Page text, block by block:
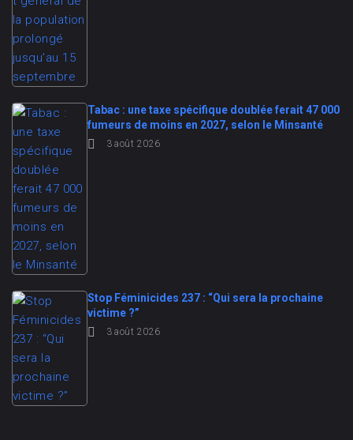
Tabac : une taxe spécifique doublée ferait 47 000
fumeurs de moins en 2027, selon le Minsanté
3 août 2026
Stop Féminicides 237 : “Qui sera la prochaine
victime ?”
3 août 2026